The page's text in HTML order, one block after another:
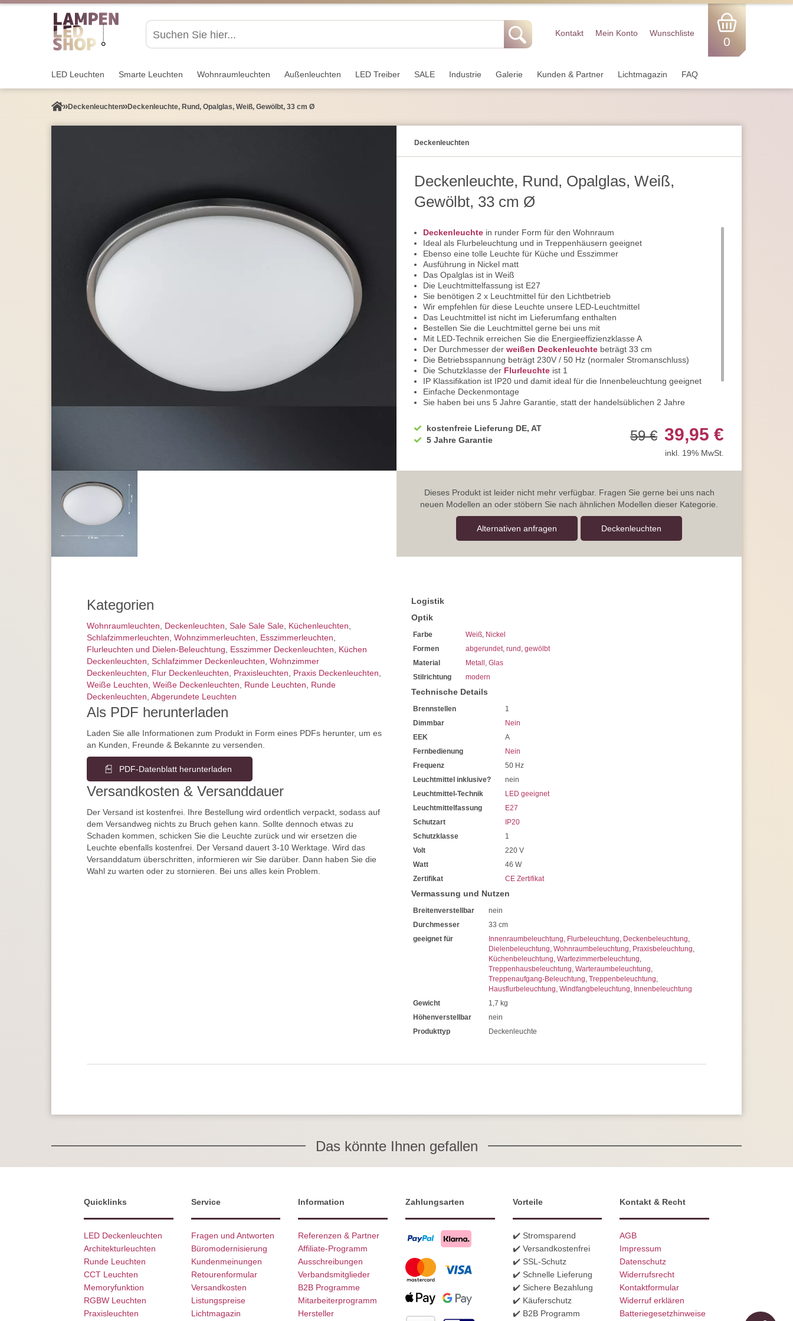
Kontakt Mein Konto Wunschliste
0
LED Leuchten Smarte Leuchten Wohnraum­leuchten Außen­leuchten LED Treiber SALE Industrie Galerie Kunden & Partner Lichtmagazin FAQ
Decken­leuchten Deckenleuchte, Rund, Opalglas, Weiß, Gewölbt, 33 cm Ø
Decken­leuchten
Deckenleuchte, Rund, Opalglas, Weiß,
Gewölbt, 33 cm Ø
Deckenleuchte in runder Form für den Wohnraum
Ideal als Flurbeleuchtung und in Treppenhäusern geeignet
Ebenso eine tolle Leuchte für Küche und Esszimmer
Ausführung in Nickel matt
Das Opalglas ist in Weiß
Die Leuchtmittelfassung ist E27
Sie benötigen 2 x Leuchtmittel für den Lichtbetrieb
Wir empfehlen für diese Leuchte unsere LED-Leuchtmittel
Das Leuchtmittel ist nicht im Lieferumfang enthalten
Bestellen Sie die Leuchtmittel gerne bei uns mit
Mit LED-Technik erreichen Sie die Energieeffizienzklasse A
Der Durchmesser der weißen Deckenleuchte beträgt 33 cm
Die Betriebsspannung beträgt 230V / 50 Hz (normaler Stromanschluss)
Die Schutzklasse der Flurleuchte ist 1
IP Klassifikation ist IP20 und damit ideal für die Innenbeleuchtung geeignet
Einfache Deckenmontage
Sie haben bei uns 5 Jahre Garantie, statt der handelsüblichen 2 Jahre
Erkundigen Sie sich bei höherer Artikelanzahl nach Mengenrabatten
Wir freuen uns auf Ihre Anfragen
kostenfreie Lieferung DE, AT
5 Jahre Garantie
59 € 39,95 €
inkl. 19% MwSt.
Dieses Produkt ist leider nicht mehr verfügbar. Fragen Sie gerne bei uns nach
neuen Modellen an oder stöbern Sie nach ähnlichen Modellen dieser Kategorie.
Alternativen anfragen Decken­leuchten
Kategorien
Wohnraum­leuchten, Decken­leuchten, Sale Sale Sale, Küchenleuchten,
Schlafzimmer­leuchten, Wohnzimmer­leuchten, Esszimmer­­leuchten,
Flurleuchten und Dielen-Beleuchtung, Esszimmer Deckenleuchten, Küchen
Deckenleuchten, Schlafzimmer Deckenleuchten, Wohnzimmer
Deckenleuchten, Flur Deckenleuchten, Praxisleuchten, Praxis Deckenleuchten,
Weiße Leuchten, Weiße Deckenleuchten, Runde Leuchten, Runde
Deckenleuchten, Abgerundete Leuchten
Als PDF herunterladen
Laden Sie alle Informationen zum Produkt in Form eines PDFs herunter, um es
an Kunden, Freunde & Bekannte zu versenden.
PDF-Datenblatt herunterladen
Versandkosten & Versanddauer
Der Versand ist kostenfrei. Ihre Bestellung wird ordentlich verpackt, sodass auf
dem Versandweg nichts zu Bruch gehen kann. Sollte dennoch etwas zu
Schaden kommen, schicken Sie die Leuchte zurück und wir ersetzen die
Leuchte ebenfalls kostenfrei. Der Versand dauert 3-10 Werktage. Wird das
Versanddatum überschritten, informieren wir Sie darüber. Dann haben Sie die
Wahl zu warten oder zu stornieren. Bei uns alles kein Problem.
Logistik
Optik
Farbe Weiß, Nickel
Formen
abgerundet, rund , gewölbt
Material
Metall , Glas
Stilrichtung
modern
Technische Details
Brennstellen
1
Dimmbar
Nein
EEK
A
Fernbedienung
Nein
Frequenz
50 Hz
Leuchtmittel inklusive?
nein
Leuchtmittel-Technik
LED geeignet
Leuchtmittelfassung
E27
Schutzart
IP20
Schutzklasse
1
Volt
220 V
Watt
46 W
Zertifikat
CE Zertifikat
Vermassung und Nutzen
Breitenverstellbar
nein
Durchmesser
33 cm
geeignet für
Innenraumbeleuchtung, Flurbeleuchtung, Deckenbeleuchtung,
Dielenbeleuchtung, Wohnraumbeleuchtung, Praxisbeleuchtung,
Küchenbeleuchtung, Wartezimmerbeleuchtung,
Treppenhausbeleuchtung, Warteraumbeleuchtung,
Treppenaufgang-Beleuchtung, Treppenbeleuchtung,
Hausflurbeleuchtung, Windfangbeleuchtung, Innenbeleuchtung
Gewicht
1,7 kg
Höhenverstellbar
nein
Produkttyp
Deckenleuchte
Das könnte Ihnen gefallen
Quicklinks
LED Deckenleuchten
Architekturleuchten
Runde Leuchten
CCT Leuchten
Memoryfunktion
RGBW Leuchten
Praxisleuchten
Service
Fragen und Antworten
Büromodernisierung
Kundenmeinungen
Retourenformular
Versandkosten
Listungspreise
Lichtmagazin
Information
Referenzen & Partner
Affiliate-Programm
Ausschreibungen
Verbandsmitglieder
B2B Programme
Mitarbeiterprogramm
Hersteller
Zahlungsarten Vorteile
✔️ Stromsparend
✔️ Versandkostenfrei
✔️ SSL-Schutz
✔️ Schnelle Lieferung
✔️ Sichere Bezahlung
✔️ Käuferschutz
✔️ B2B Programm
Kontakt & Recht
AGB
Impressum
Datenschutz
Widerrufsrecht
Kontaktformular
Widerruf erklären
Batteriegesetzhinweise